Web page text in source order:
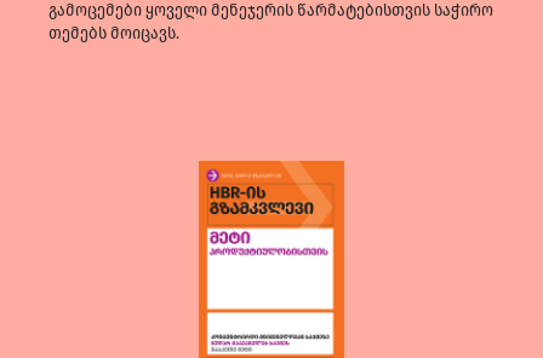
გამოცემები ყოველი მენეჯერის წარმატებისთვის საჭირო
თემებს მოიცავს.